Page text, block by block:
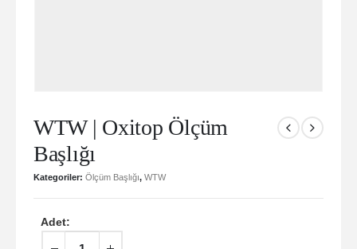
WTW | Oxitop Ölçüm
Başlığı
Kategoriler: Ölçüm Başlığı, WTW
Adet: